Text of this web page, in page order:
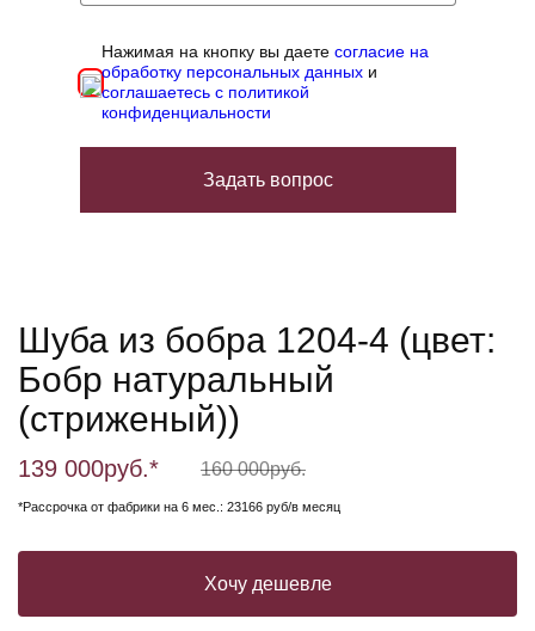
Нажимая на кнопку вы даетесогласие на
обработку персональных данных и
соглашаетесь с политикой
конфиденциальности
Задать вопрос
Шуба из бобра 1204-4 (цвет:
Бобр натуральный
(стриженый))
139 000руб.* 160 000руб.
*Рассрочка от фабрики на 6 мес.: 23166 руб/в месяц
Хочу дешевле